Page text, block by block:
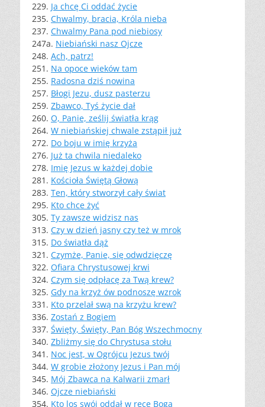
229. Ja chcę Ci oddać życie
235. Chwalmy, bracia, Króla nieba
237. Chwalmy Pana pod niebiosy
247a. Niebiański nasz Ojcze
248. Ach, patrz!
251. Na opoce wieków tam
255. Radosna dziś nowina
257. Błogi Jezu, dusz pasterzu
259. Zbawco, Tyś życie dał
260. O, Panie, ześlij światła krąg
264. W niebiańskiej chwale zstąpił już
272. Do boju w imię krzyża
276. Już ta chwila niedaleko
278. Imię Jezus w każdej dobie
281. Kościoła Świętą Głową
283. Ten, który stworzył cały świat
295. Kto chce żyć
305. Ty zawsze widzisz nas
313. Czy w dzień jasny czy też w mrok
315. Do światła dąż
321. Czymże, Panie, się odwdzięczę
322. Ofiara Chrystusowej krwi
324. Czym się odpłacę za Twą krew?
325. Gdy na krzyż ów podnoszę wzrok
331. Kto przelał swą na krzyżu krew?
336. Zostań z Bogiem
337. Święty, Święty, Pan Bóg Wszechmocny
340. Zbliżmy się do Chrystusa stołu
341. Noc jest, w Ogrójcu Jezus twój
344. W grobie złożony Jezus i Pan mój
345. Mój Zbawca na Kalwarii zmarł
346. Ojcze niebiański
354. Kto los swój oddał w ręce Boga